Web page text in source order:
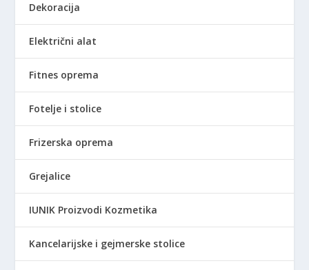
Dekoracija
Električni alat
Fitnes oprema
Fotelje i stolice
Frizerska oprema
Grejalice
IUNIK Proizvodi Kozmetika
Kancelarijske i gejmerske stolice